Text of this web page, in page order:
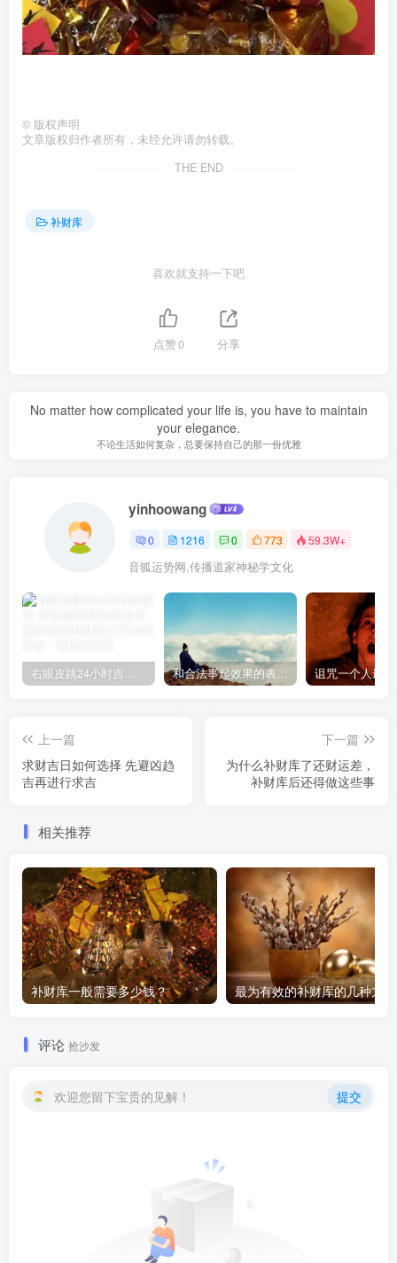
© 版权声明
文章版权归作者所有，未经允许请勿转载。
THE END
补财库
喜欢就支持一下吧
点赞0 分享
No matter how complicated your life is, you have to maintain
your elegance.
不论生活如何复杂，总要保持自己的那一份优雅
yinhoowang
0 1216 0 773 59.3W+
音狐运势网,传播道家神秘学文化
右眼皮跳24小时吉凶预兆 和合法事起效果的表现，出现这些就要留意了
上一篇
求财吉日如何选择 先避凶趋
吉再进行求吉
下一篇
为什么补财库了还财运差，
补财库后还得做这些事
相关推荐
补财库一般需要多少钱？
评论 抢沙发
欢迎您留下宝贵的见解！ 提交